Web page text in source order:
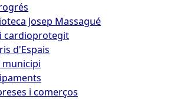
Josep Massagué
cardioprotegit
d'Espais
municipi
i comerços